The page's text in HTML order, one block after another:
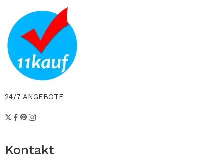
24/7 ANGEBOTE
Kontakt